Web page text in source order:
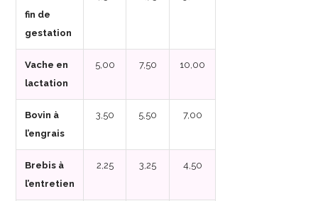
fin de
gestation
Vache en
lactation
5,00 7,50 10,00
Bovin à
l’engrais
3,50 5,50 7,00
Brebis à
l’entretien
2,25 3,25 4,50